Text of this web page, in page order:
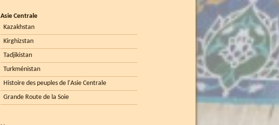
Asie Centrale
Kazakhstan
Kirghizstan
Tadjikistan
Turkménistan
Histoire des peuples de l'Asie Centrale
Grande Route de la Soie